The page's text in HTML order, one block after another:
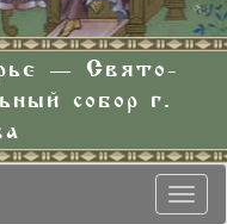
— Свято-
собор г.